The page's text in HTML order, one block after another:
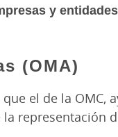
y
(OMA)
el de la
representación